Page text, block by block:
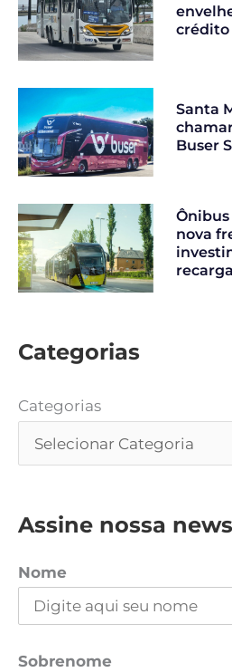
crédito
Santa
Buser
nova
recarga
Categorias
Categorias
Assine nossa
Nome
Sobrenome